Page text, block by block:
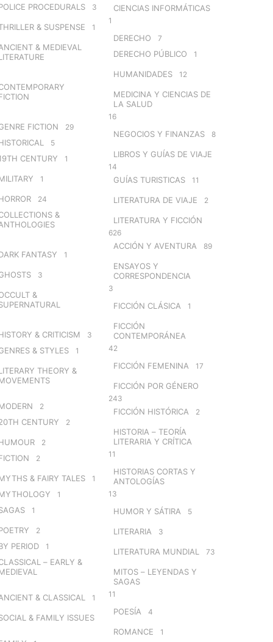
PROCEDURALS 3
& SUSPENSE 1
& MEDIEVAL
FICTION 29
5
CENTURY 1
1
24
&
FANTASY 1
3
&
& CRITICISM 3
& STYLES 1
THEORY &
2
CENTURY 2
2
2
& FAIRY TALES 1
1
1
2
PERIOD 1
– EARLY &
& CLASSICAL 1
& FAMILY ISSUES
CIENCIAS INFORMÁTICAS
1
DERECHO 7
DERECHO PÚBLICO 1
HUMANIDADES 12
MEDICINA Y CIENCIAS DE
LA SALUD
16
NEGOCIOS Y FINANZAS 8
LIBROS Y GUÍAS DE VIAJE
14
GUÍAS TURISTICAS 11
LITERATURA DE VIAJE 2
LITERATURA Y FICCIÓN
626
ACCIÓN Y AVENTURA 89
ENSAYOS Y
CORRESPONDENCIA
3
FICCIÓN CLÁSICA 1
FICCIÓN
CONTEMPORÁNEA
42
FICCIÓN FEMENINA 17
FICCIÓN POR GÉNERO
243
FICCIÓN HISTÓRICA 2
HISTORIA – TEORÍA
LITERARIA Y CRÍTICA
11
HISTORIAS CORTAS Y
ANTOLOGÍAS
13
HUMOR Y SÁTIRA 5
LITERARIA 3
LITERATURA MUNDIAL 73
MITOS – LEYENDAS Y
SAGAS
11
POESÍA 4
ROMANCE 1